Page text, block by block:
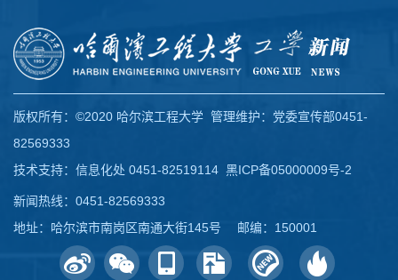
版权所有：©2020 哈尔滨工程大学 管理维护：党委宣传部0451-
82569333
技术支持：信息化处 0451-82519114 黑ICP备05000009号-2
新闻热线：0451-82569333
地址：哈尔滨市南岗区南通大街145号 邮编：150001